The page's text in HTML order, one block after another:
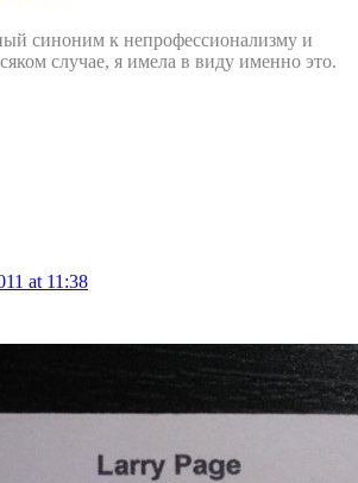
синоним к непрофессионализму и
случае, я имела в виду именно это.
at 11:38